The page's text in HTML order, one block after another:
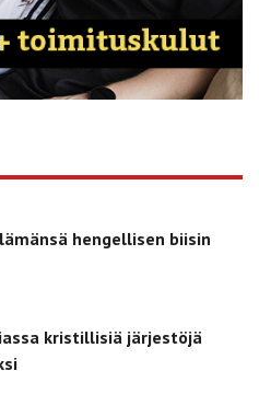
hengellisen biisin
kristillisiä järjestöjä